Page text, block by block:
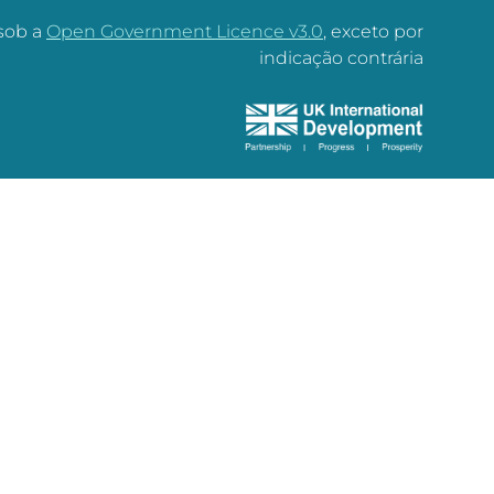
a Open Government Licence v3.0, exceto por
indicação contrária